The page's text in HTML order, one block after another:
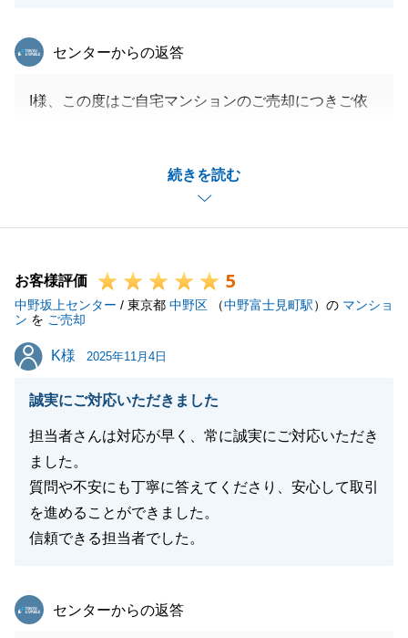
続きを読む
東急リバブル
センターからの返答
I様、この度はご自宅マンションのご売却につきご依
もとても良くしていただいているI様の不動産なの
で、お喜びいただけるよう一生懸命頑張らせていただ
きました。
お近くではなくなってしまいましたが、これからも何
かお手伝い出来る事がありましたらいつでもご用命下
さい。
改めて、今後共何卒よろしくお願い申し上げます。
閉じる
お客様評価 5
中野坂上センター / 東京都 中野区 （中野富士見町駅）の マンショ
ン を ご売却
K様
K様 2025年11月4日
誠実にご対応いただきました
担当者さんは対応が早く、常に誠実にご対応いただき
ました。
質問や不安にも丁寧に答えてくださり、安心して取引
を進めることができました。
信頼できる担当者でした。
東急リバブル
センターからの返答